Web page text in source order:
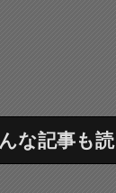
な記事も